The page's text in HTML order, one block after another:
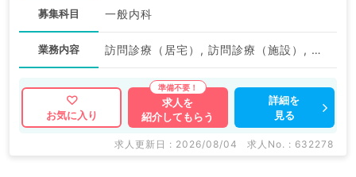
募集科目 一般内科
業務内容 訪問診療（居宅）, 訪問診療（施設）, その他
お気に入り
求人を
紹介してもらう
詳細を
見る
求人更新日 : 2026/08/04 求人No. : 632278